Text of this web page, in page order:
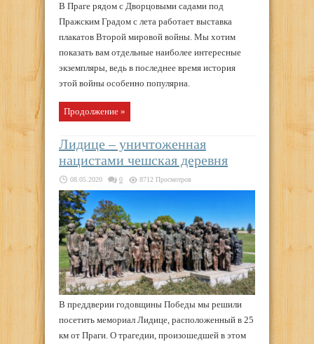
В Праге рядом с Дворцовыми садами под
Пражским Градом с лета работает выставка
плакатов Второй мировой войны. Мы хотим
показать вам отдельные наиболее интересные
экземпляры, ведь в последнее время история
этой войны особенно популярна.
Продолжение »
Лидице – уничтоженная
нацистами чешская деревня
08.05.2020 0 8712 Просмотров
В преддверии годовщины Победы мы решили
посетить мемориал Лидице, расположенный в 25
км от Праги. О трагедии, произошедшей в этом